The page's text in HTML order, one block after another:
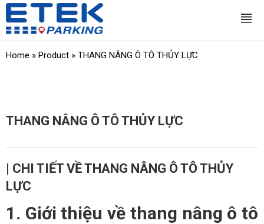
Home » Product » THANG NÂNG Ô TÔ THỦY LỰC
THANG NÂNG Ô TÔ THỦY LỰC
| CHI TIẾT VỀ THANG NÂNG Ô TÔ THỦY
LỰC
1. Giới thiệu về thang nâng ô tô